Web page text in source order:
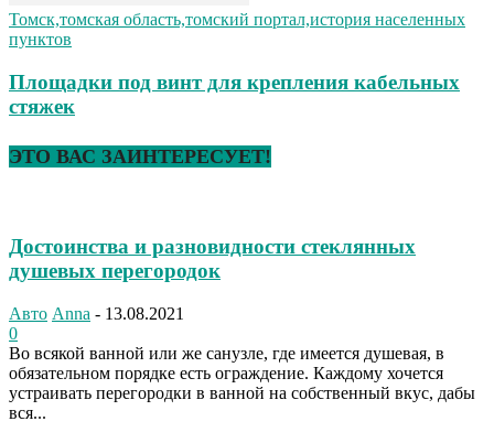
Томск,томская область,томский портал,история населенных
пунктов
Площадки под винт для крепления кабельных
стяжек
ЭТО ВАС ЗАИНТЕРЕСУЕТ!
Достоинства и разновидности стеклянных
душевых перегородок
Авто Anna - 13.08.2021
0
Во всякой ванной или же санузле, где имеется душевая, в
обязательном порядке есть ограждение. Каждому хочется
устраивать перегородки в ванной на собственный вкус, дабы
вся...